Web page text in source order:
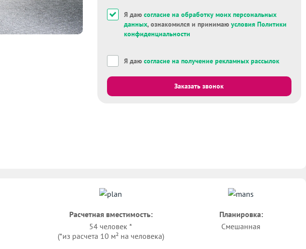
Я даю согласие на обработку моих персональных
данных, ознакомился и принимаю условия Политики
конфиденциальности
Я даю согласие на получение рекламных рассылок
Заказать звонок
Расчетная вместимость:
54 человек *
(*из расчета 10 м² на человека)
Планировка:
Смешанная